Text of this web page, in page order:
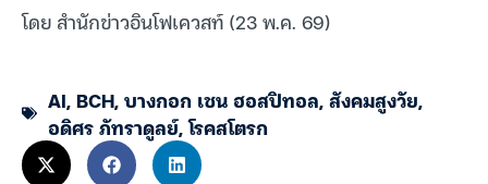
โดย สำนักข่าวอินโฟเควสท์ (23 พ.ค. 69)
AI,BCH,บางกอก เชน ฮอสปิทอล,สังคมสูงวัย,
อดิศร ภัทราดูลย์,โรคสโตรก